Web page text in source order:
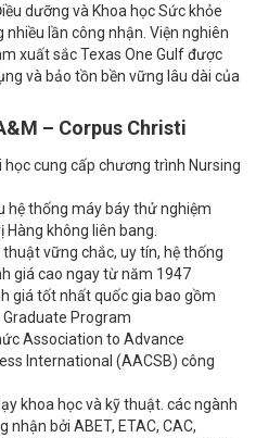
dưỡng và Khoa học Sức khỏe
lần công nhận. Viện nghiên
xuất sắc Texas One Gulf được
và bảo tồn bền vững lâu dài của
– Corpus Christi
cung cấp chương trình Nursing
hệ thống máy báy thử nghiệm
không liên bang.
vững chắc, uy tín, hệ thống
giá cao ngay từ năm 1947
giá tốt nhất quốc gia bao gồm
Program
Association to Advance
International (AACSB) công
khoa học và kỹ thuật. các ngành
bởi ABET, ETAC, CAC,